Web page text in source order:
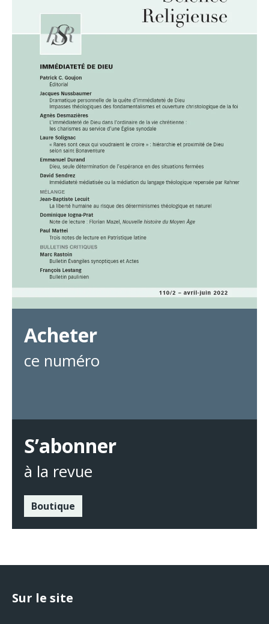
Acheter
ce numéro
S’abonner
à la revue
Boutique
Sur le site